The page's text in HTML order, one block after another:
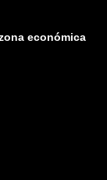
económica